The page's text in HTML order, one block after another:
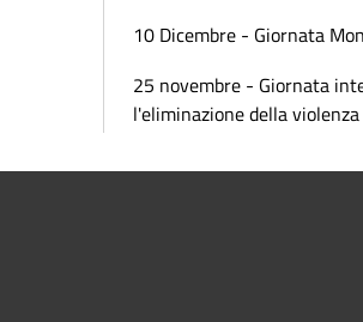
10 Dicembre - Giornata
25 novembre - Giornata
l'eliminazione della